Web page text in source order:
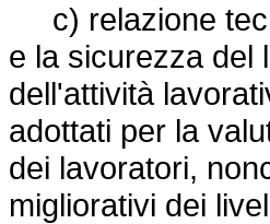
c) relazione
e la sicurezza del
dell'attività
adottati per la
dei lavoratori,
migliorativi dei